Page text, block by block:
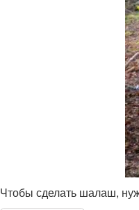
Чтобы сделать шалаш,